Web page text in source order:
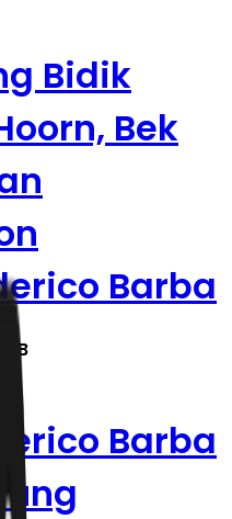
Bidik
Bek
Barba
Barba